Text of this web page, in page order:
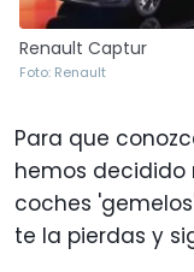
Renault Captur
Foto: Renault
Para que
hemos decidido
coches
te la pierdas y